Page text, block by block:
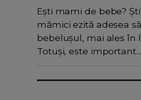
Ești mami de bebe?
mămici ezită adesea
bebelușul, mai ales în
Totuși, este